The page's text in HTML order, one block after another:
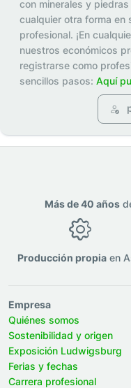
con minerales y
cualquier otra forma en
profesional. ¡En
nuestros económicos
registrarse como
sencillos pasos: Aquí
Más de 40 años
Producción propiaen
Empresa
Quiénes somos
Sostenibilidad y origen
Exposición Ludwigsburg
Ferias y fechas
Carrera profesional